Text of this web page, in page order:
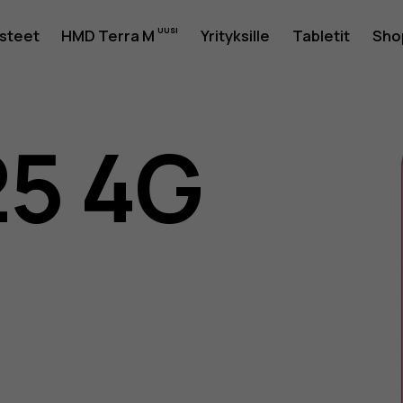
HMD Terra M Yrityksille Tabletit
4G